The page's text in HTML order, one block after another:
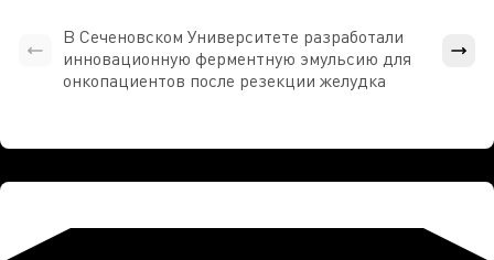
В Сеченовском Университете разработали
инновационную ферментную эмульсию для
онкопациентов после резекции желудка